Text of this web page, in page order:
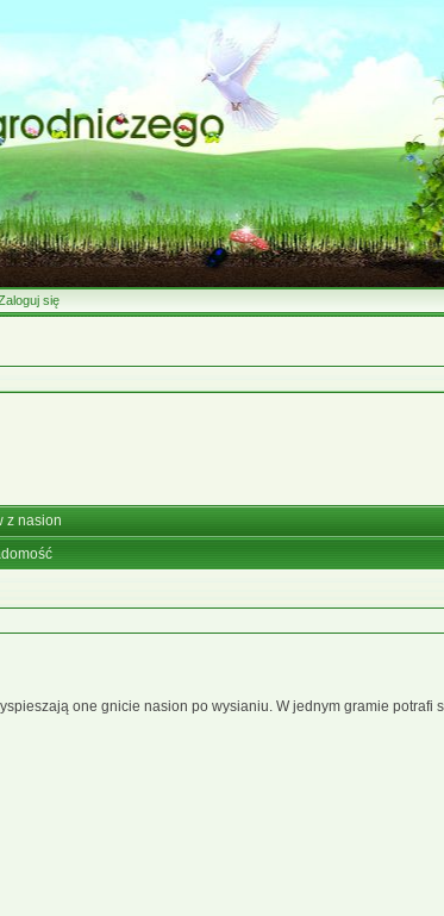
się
z nasion
one gnicie nasion po wysianiu. W jednym gramie potrafi